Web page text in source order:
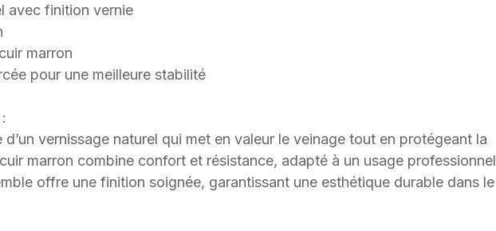
avec finition vernie
marron
pour une meilleure stabilité
vernissage naturel qui met en valeur le veinage tout en protégeant la
marron combine confort et résistance, adapté à un usage professionnel
offre une finition soignée, garantissant une esthétique durable dans le